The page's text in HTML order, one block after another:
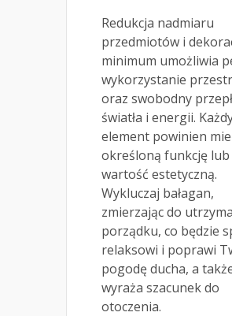
Redukcja nadmiaru
przedmiotów i
minimum umożliwia
wykorzystanie
oraz swobodny
światła i energii.
element powinien
określoną funkcję lub
wartość estetyczną.
Wykluczaj bałagan,
zmierzając do
porządku, co będzie
relaksowi i poprawi
pogodę ducha, a
wyraża szacunek do
otoczenia.